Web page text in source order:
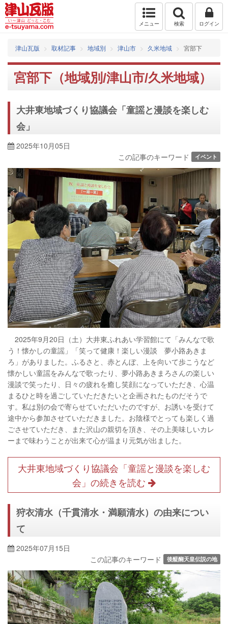
メニュー 検索 ログイン
津山瓦版 取材記事 地域別 津山市 久米地域 宮部下
宮部下（地域別/津山市/久米地域）
大井東地域づくり協議会「童謡と漫談を楽しむ
会」
2025年10月05日
この記事のキーワード
イベント
2025年9月20日（土）大井東ふれあい学習館にて「みんなで歌
う！懐かしの童謡」「笑って健康！楽しい漫談 夢小路あきま
ろ」がありました。ふるさと、赤とんぼ、上を向いて歩こうなど
懐かしい童謡をみんなで歌ったり、夢小路あきまろさんの楽しい
漫談で笑ったり、日々の疲れを癒し笑顔になっていただき、心温
まるひと時を過ごしていただきたいと企画されたものだそうで
す。私は別の会で寄らせていただいたのですが、お誘いを受けて
途中から参加させていただきました。お陰様でとっても楽しく過
ごさせていただき、また沢山の親切を頂き、その上美味しいカレ
ーまで味わうことが出来て心が温まり元気が出ました。
大井東地域づくり協議会「童謡と漫談を楽しむ
会」の続きを読む
狩衣清水（千貫清水・満願清水）の由来につい
て
2025年07月15日
この記事のキーワード
後醍醐天皇伝説の地